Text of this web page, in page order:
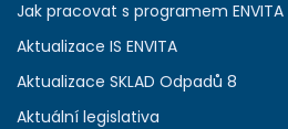
Jak pracovat s programem ENVITA
Aktualizace IS ENVITA
Aktualizace SKLAD Odpadů 8
Aktuální legislativa